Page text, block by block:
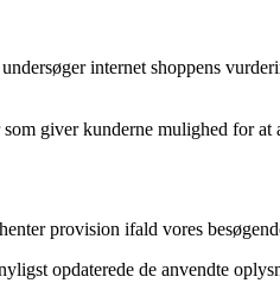
internet shoppens
giver kunderne mulighed for at
provision ifald vores
opdaterede de anvendte